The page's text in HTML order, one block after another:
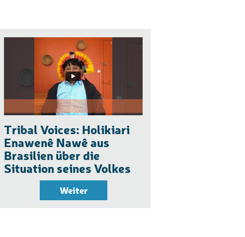
Tribal Voices: Holikiari
Enawenê Nawê aus
Brasilien über die
Situation seines Volkes
Weiter